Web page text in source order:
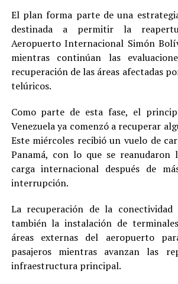
El plan forma parte de una
destinada a permitir la
Aeropuerto Internacional Simón
mientras continúan las
recuperación de las áreas afectadas
telúricos.
Como parte de esta fase, el
Venezuela ya comenzó a recuperar
Este miércoles recibió un vuelo de
Panamá, con lo que se reanudaron
carga internacional después de
interrupción.
La recuperación de la conectividad
también la instalación de
áreas externas del aeropuerto
pasajeros mientras avanzan las
infraestructura principal.